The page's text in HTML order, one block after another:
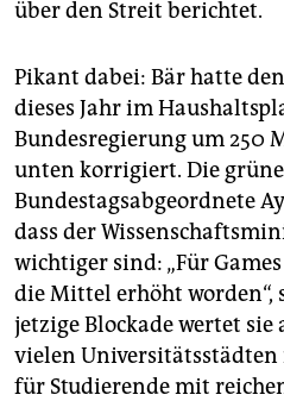
über den Streit berichtet.
Pikant dabei: Bär hatte
dieses Jahr im
Bundesregierung um 250
unten korrigiert. Die grüne
Bundestagsabgeordnete
dass der
wichtiger sind: „Für
die Mittel erhöht worden“,
jetzige Blockade wertet sie
vielen Universitätsstädten
für Studierende mit